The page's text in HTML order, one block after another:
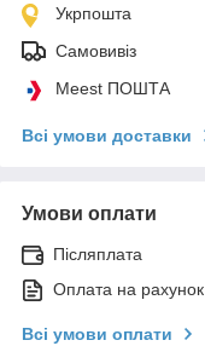
Укрпошта
Самовивіз
Meest ПОШТА
Всі умови доставки
Умови оплати
Післяплата
Оплата на рахунок
Всі умови оплати